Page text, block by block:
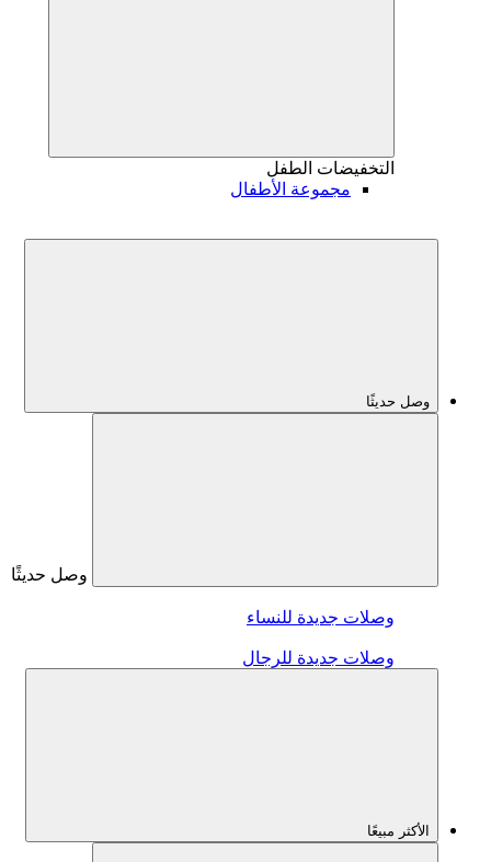
التخفيضات الطفل
مجموعة الأطفال
وصل حديثًا
وصل حديثًا
وصلات جديدة للنساء
وصلات جديدة للرجال
الأكثر مبيعًا